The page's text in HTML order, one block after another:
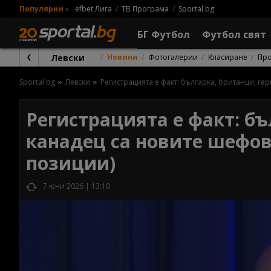
Популярни » efbet Лига ТВ Програма Sportal.bg
БГ Футбол Футбол свят
Левски Новини Фотогалерии Класиране
Sportal.bg Левски Регистрацията е факт: българка, британци,
Регистрацията е факт:
канадец са новите
позиции)
7 юни 2026 | 13:10